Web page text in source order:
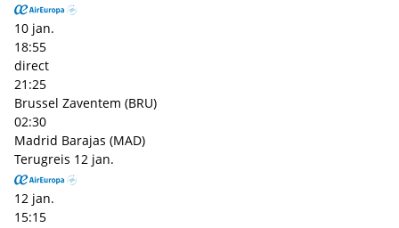
10 jan.
18:55
direct
21:25
Brussel Zaventem (BRU)
02:30
Madrid Barajas (MAD)
Terugreis 12 jan.
12 jan.
15:15